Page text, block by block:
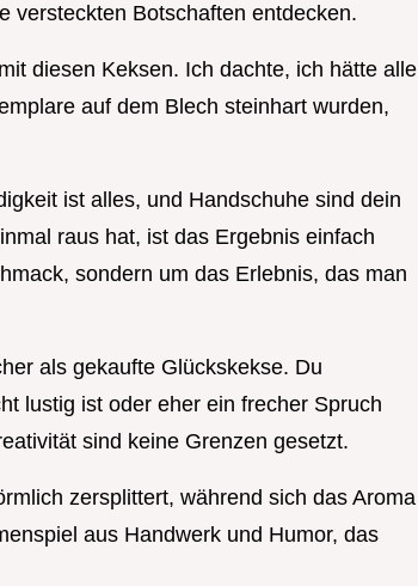
versteckten Botschaften entdecken.
diesen Keksen. Ich dachte, ich hätte alle
auf dem Blech steinhart wurden,
ist alles, und Handschuhe sind dein
raus hat, ist das Ergebnis einfach
sondern um das Erlebnis, das man
als gekaufte Glückskekse. Du
lustig ist oder eher ein frecher Spruch
sind keine Grenzen gesetzt.
zersplittert, während sich das Aroma
aus Handwerk und Humor, das